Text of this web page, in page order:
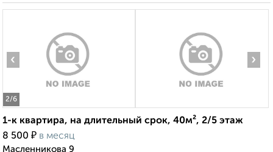
2/6
‹ ›
1-к квартира, на длительный срок, 40м², 2/5 этаж
8 500 ₽ в месяц
Масленникова 9